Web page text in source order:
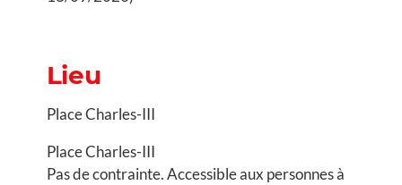
Lieu
Place Charles-III
Place Charles-III
Pas de contrainte. Accessible aux personnes à